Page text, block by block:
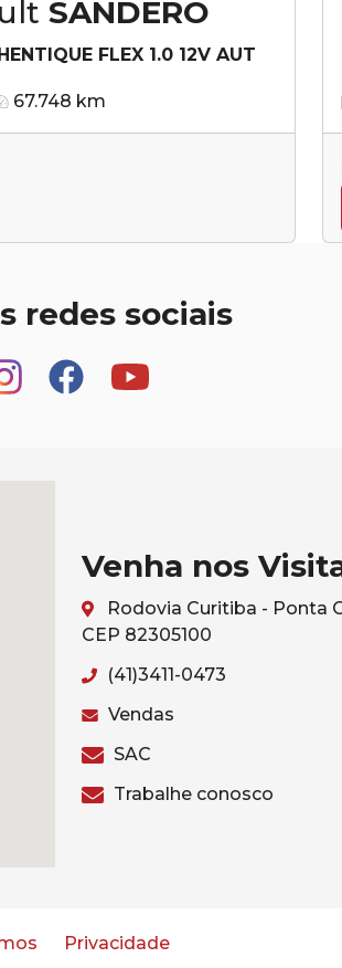
SANDERO
FLEX 1.0 12V AUT
67.748 km
redes sociais
Venha nos
Rodovia Curitiba - Ponta
CEP 82305100
(41)3411-0473
Vendas
SAC
Trabalhe conosco
Privacidade